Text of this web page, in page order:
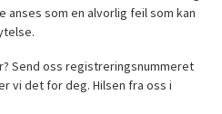
som en alvorlig feil som kan
Send oss registreringsnummeret
vi det for deg. Hilsen fra oss i